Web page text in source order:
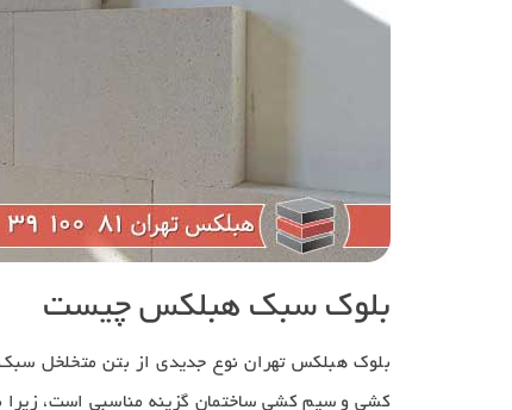
بلوک سبک هبلکس چیست
بلوک هبلکس تهران نوع جدیدی از بتن متخلخل
کشی و سیم کشی ساختمان گزینه مناسبی است، زیرا